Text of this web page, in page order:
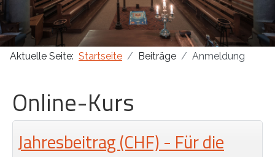
Aktuelle Seite: Startseite Beiträge Anmeldung
Online-Kurs
Jahresbeitrag (CHF) - Für die
Masonica 47
Masonica 46